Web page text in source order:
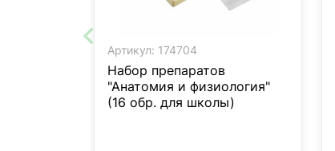
Артикул: 174704
Набор препаратов
"Анатомия и физиология"
(16 обр. для школы)